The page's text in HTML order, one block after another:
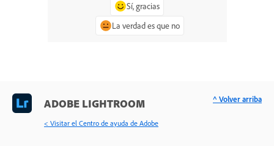
Sí, gracias
La verdad es que no
ADOBE LIGHTROOM
< Visitar el Centro de ayuda de Adobe
^ Volver arriba